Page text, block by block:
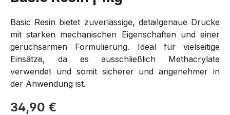
Basic Resin bietet zuverlässige, detailgenaue Drucke
mit starken mechanischen Eigenschaften und einer
geruchsarmen Formulierung. Ideal für vielseitige
Einsätze, da es ausschließlich Methacrylate
verwendet und somit sicherer und angenehmer in
der Anwendung ist.
Regulärer Preis:
34,90 €